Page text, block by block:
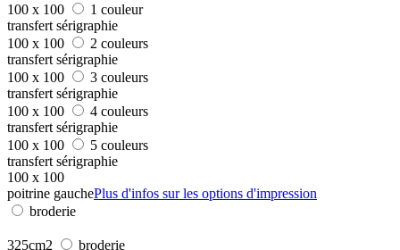
100 x 100
1 couleur
transfert sérigraphie
100 x 100
2 couleurs
transfert sérigraphie
100 x 100
3 couleurs
transfert sérigraphie
100 x 100
4 couleurs
transfert sérigraphie
100 x 100
5 couleurs
transfert sérigraphie
100 x 100
poitrine gauchePlus d'infos sur les options d'impression
broderie
325cm2 broderie